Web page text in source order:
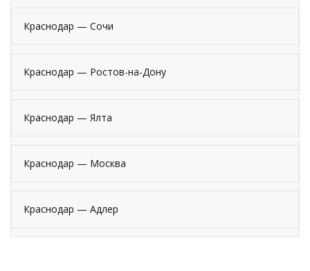
Краснодар — Сочи
Краснодар — Ростов-на-Дону
Краснодар — Ялта
Краснодар — Москва
Краснодар — Адлер